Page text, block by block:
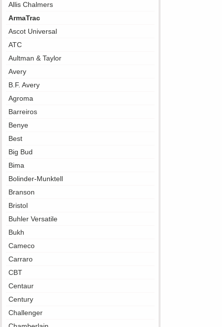
Allis Chalmers
ArmaTrac
Ascot Universal
ATC
Aultman & Taylor
Avery
B.F. Avery
Agroma
Barreiros
Benye
Best
Big Bud
Bima
Bolinder-Munktell
Branson
Bristol
Buhler Versatile
Bukh
Cameco
Carraro
CBT
Centaur
Century
Challenger